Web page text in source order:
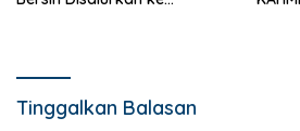
Tinggalkan Balasan